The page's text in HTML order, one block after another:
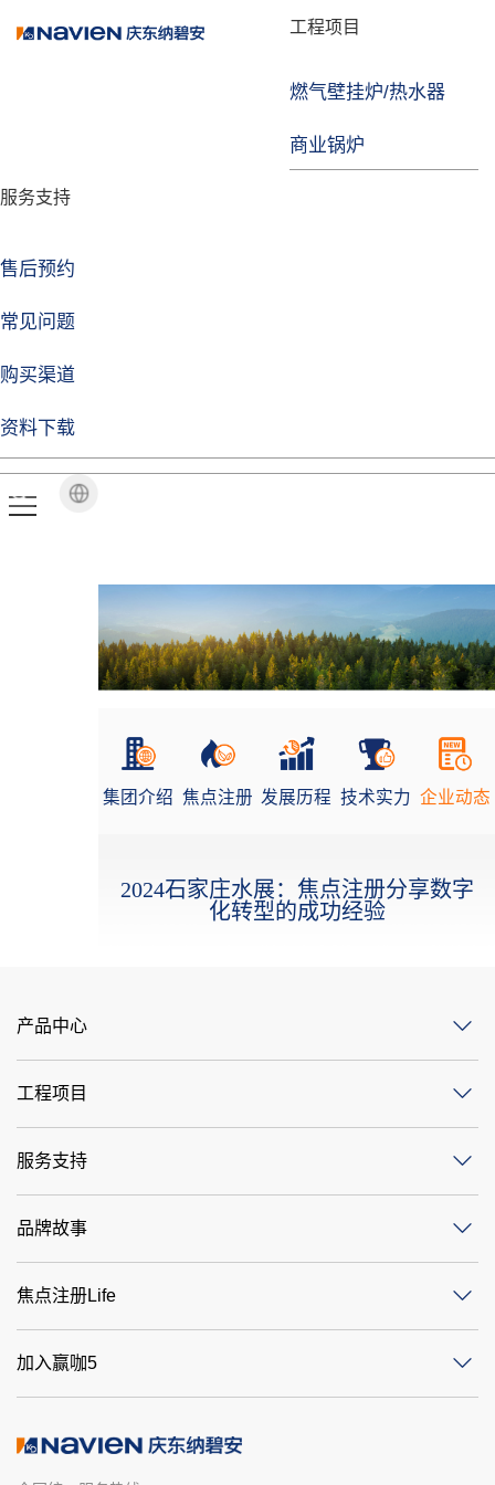
工程项目
燃气壁挂炉/热水器
商业锅炉
服务支持
售后预约
常见问题
购买渠道
资料下载
品牌故事
技术实力
企业动态
焦点注册Life
品牌视角
集团介绍 焦点注册 发展历程 技术实力 企业动态
2024石家庄水展：焦点注册分享数字
化转型的成功经验
产品中心
工程项目
服务支持
品牌故事
焦点注册Life
加入赢咖5